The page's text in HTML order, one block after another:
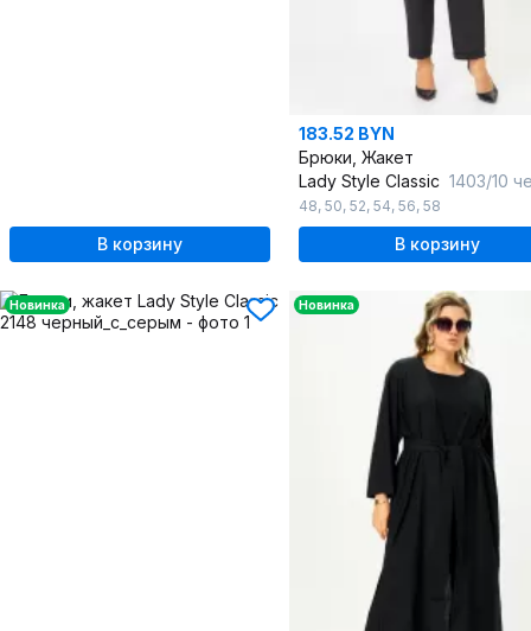
В корзину
183.52 BYN
Брюки, Жакет
Lady Style Classic 1403/10
48, 50, 52, 54, 56, 58
В корзину
Новинка Новинка